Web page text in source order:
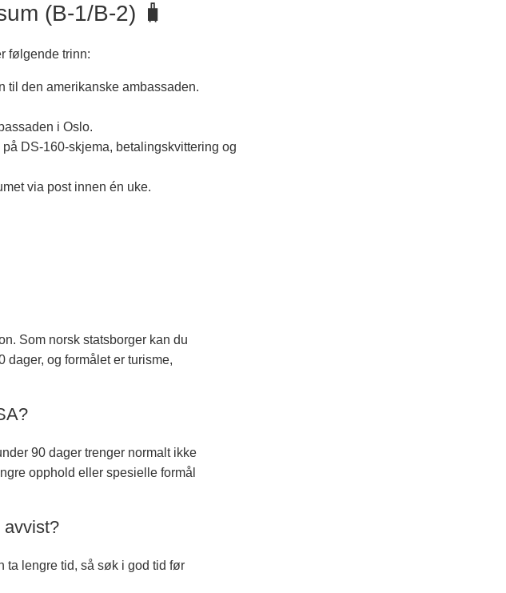
(B-1/B-2) 🧳
følgende trinn:
til den amerikanske ambassaden.
i Oslo.
DS-160-skjema, betalingskvittering og
via post innen én uke.
Som norsk statsborger kan du
dager, og formålet er turisme,
90 dager trenger normalt ikke
opphold eller spesielle formål
avvist?
ta lengre tid, så søk i god tid før